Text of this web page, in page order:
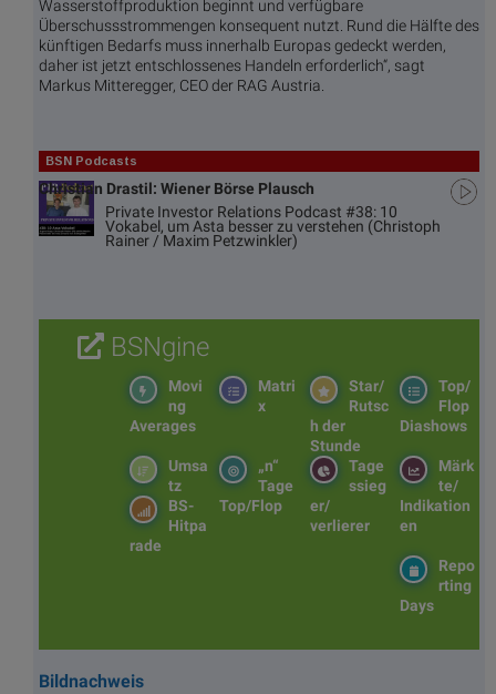
Wasserstoffproduktion beginnt und verfügbare
Überschussstrommengen konsequent nutzt. Rund die Hälfte des
künftigen Bedarfs muss innerhalb Europas gedeckt werden,
daher ist jetzt entschlossenes Handeln erforderlich“, sagt
Markus Mitteregger, CEO der RAG Austria.
BSN Podcasts
Christian Drastil: Wiener Börse Plausch
Private Investor Relations Podcast #38: 10
Vokabel, um Asta besser zu verstehen (Christoph
Rainer / Maxim Petzwinkler)
BSNgine
Top/
Flop
Diashows
Star/
Rutsc
h der
Stunde
Matri
x
Movi
ng
Averages
Märk
te/
Indikation
en
Tage
ssieg
er/
verlierer
„n“
Tage
Top/Flop
Umsa
tz
BS-
Hitpa
rade
Repo
rting
Days
Bildnachweis